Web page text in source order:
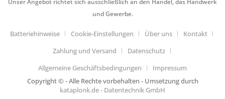
Unser Angebot richtet sich ausschließlich an den Handel, das Handwerk
und Gewerbe.
Batteriehinweise Cookie-Einstellungen Über uns
Kontakt
Zahlung und Versand
Datenschutz
Allgemeine Geschäftsbedingungen
Impressum
Copyright © - Alle Rechte vorbehalten - Umsetzung durch
kataplonk.de - Datentechnik GmbH